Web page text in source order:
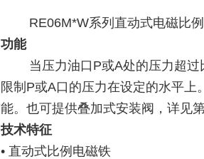
RE06M*W系列直动式电磁比例
功能
当压力油口P或A处的压力超过
限制P或A口的压力在设定的水平
能。也可提供叠加式安装阀，详见
技术特征
• 直动式比例电磁铁